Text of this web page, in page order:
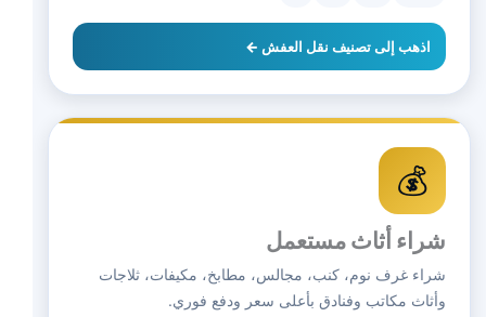
اذهب إلى تصنيف نقل العفش ←
💰
شراء أثاث مستعمل
شراء غرف نوم، كنب، مجالس، مطابخ، مكيفات، ثلاجات
وأثاث مكاتب وفنادق بأعلى سعر ودفع فوري.